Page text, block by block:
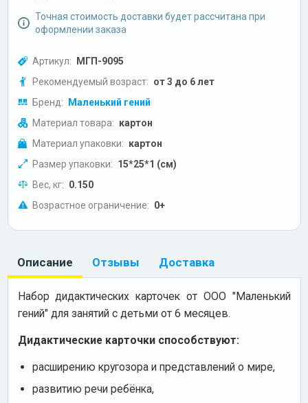
Точная стоимость доставки будет рассчитана при
оформлении заказа
Артикул: МГП-9095
Рекомендуемый возраст: от 3 до 6 лет
Бренд: Маленький гений
Материал товара: картон
Материал упаковки: картон
Размер упаковки: 15*25*1 (см)
Вес, кг: 0.150
Возрастное ограничение: 0+
Описание Отзывы Доставка
Набор дидактических карточек от ООО "Маленький
гений" для занятий с детьми от 6 месяцев.
Дидактические карточки способствуют:
расширению кругозора и представлений о мире,
развитию речи ребёнка,